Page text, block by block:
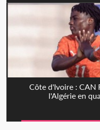
Côte d'Ivoire : CAN
l'Algérie en